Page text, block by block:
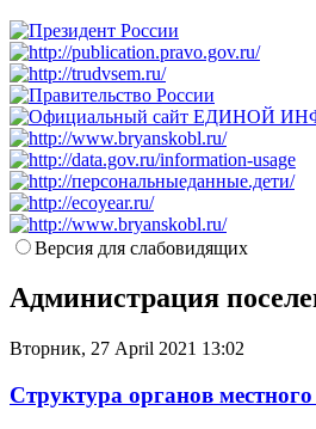
Версия для слабовидящих
Администрация
Вторник, 27 April 2021 13:02
Структура органов